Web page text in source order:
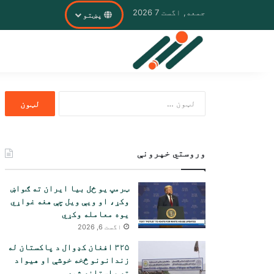
جمعه, اگست 7 2026 پښتو
لپاره
وروستي خپرونې
ټرمپ یو ځل بیا ایران ته ګواښ
وکړ، او ویې ویل چې هغه غواړي
یوه معامله وکړي
اگست 6, 2026
۳۲۵ افغان کډوال د پاکستان له
زندانونو څخه خوشې او هیواد